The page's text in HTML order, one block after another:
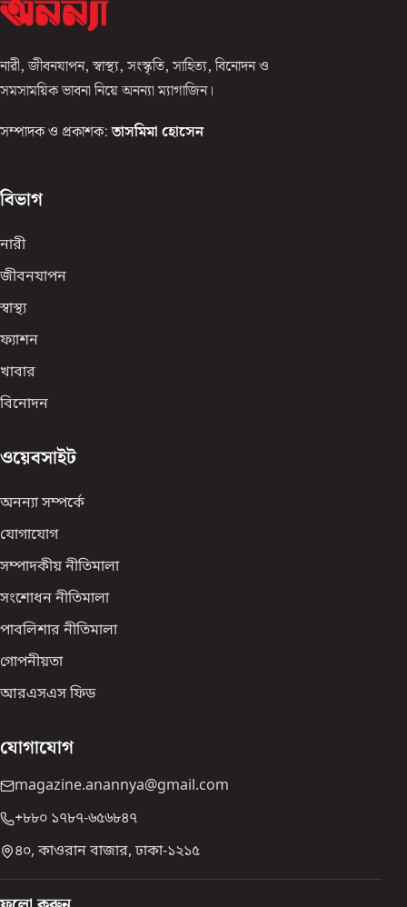
নারী, জীবনযাপন, স্বাস্থ্য, সংস্কৃতি, সাহিত্য, বিনোদন ও
সমসাময়িক ভাবনা নিয়ে অনন্যা ম্যাগাজিন।
সম্পাদক ও প্রকাশক: তাসমিমা হোসেন
বিভাগ
নারী
জীবনযাপন
স্বাস্থ্য
ফ্যাশন
খাবার
বিনোদন
ওয়েবসাইট
অনন্যা সম্পর্কে
যোগাযোগ
সম্পাদকীয় নীতিমালা
সংশোধন নীতিমালা
পাবলিশার নীতিমালা
গোপনীয়তা
আরএসএস ফিড
যোগাযোগ
magazine.anannya@gmail.com
+৮৮০ ১৭৮৭-৬৫৬৮৪৭
৪০, কাওরান বাজার, ঢাকা-১২১৫